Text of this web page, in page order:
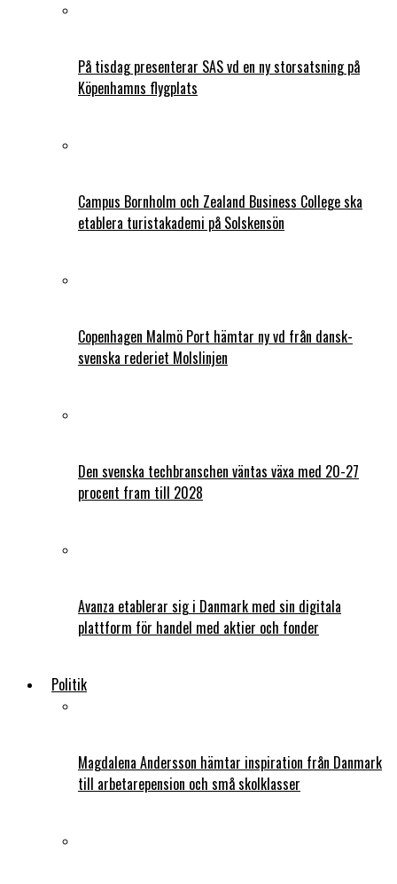
På tisdag presenterar SAS vd en ny storsatsning på
Köpenhamns flygplats
Campus Bornholm och Zealand Business College ska
etablera turistakademi på Solskensön
Copenhagen Malmö Port hämtar ny vd från dansk-
svenska rederiet Molslinjen
Den svenska techbranschen väntas växa med 20-27
procent fram till 2028
Avanza etablerar sig i Danmark med sin digitala
plattform för handel med aktier och fonder
Politik
Magdalena Andersson hämtar inspiration från Danmark
till arbetarepension och små skolklasser